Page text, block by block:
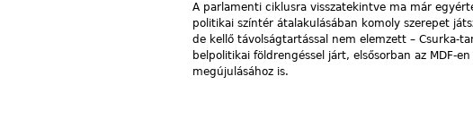
A parlamenti ciklusra visszatekintve ma már
politikai színtér átalakulásában komoly szerepet
de kellő távolságtartással nem elemzett – Csurka-
belpolitikai földrengéssel járt, elsősorban az MDF-
megújulásához is.